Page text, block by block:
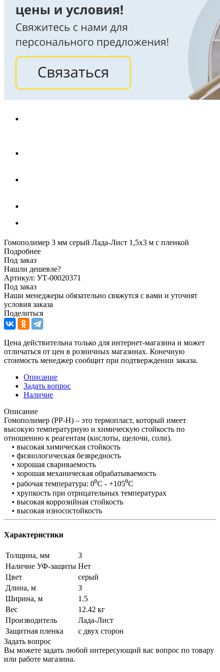
Гомополимер 3 мм серый Лада-Лист 1,5х3 м с пленкой
Подробнее
Под заказ
Нашли дешевле?
Артикул: УТ-00020371
Под заказ
Наши менеджеры обязательно свяжутся с вами и уточнят
условия заказа
Поделиться
Цена действительна только для интернет-магазина и может
отличаться от цен в розничных магазинах. Конечную
стоимость менеджер сообщит при подтверждении заказа.
Описание
Задать вопрос
Наличие
Описание
Гомополимер (PP-H) – это термопласт, который имеет
высокую температурную и химическую стойкость по
отношению к реагентам (кислоты, щелочи, соли).
• высокая химическая стойкость
• физиологическая безвредность
• хорошая свариваемость
• хорошая механическая обрабатываемость
• рабочая температура: 0⁰C - +105⁰C
• хрупкость при отрицательных температурах
• высокая коррозийная стойкость
• высокая износостойкость
Характеристики
Толщина, мм
3
Наличие УФ-защиты Нет
Цвет
серый
Длина, м
3
Ширина, м
1.5
Вес
12.42 кг
Производитель
Лада-Лист
Защитная пленка
с двух сторон
Задать вопрос
Вы можете задать любой интересующий вас вопрос по товару
или работе магазина.